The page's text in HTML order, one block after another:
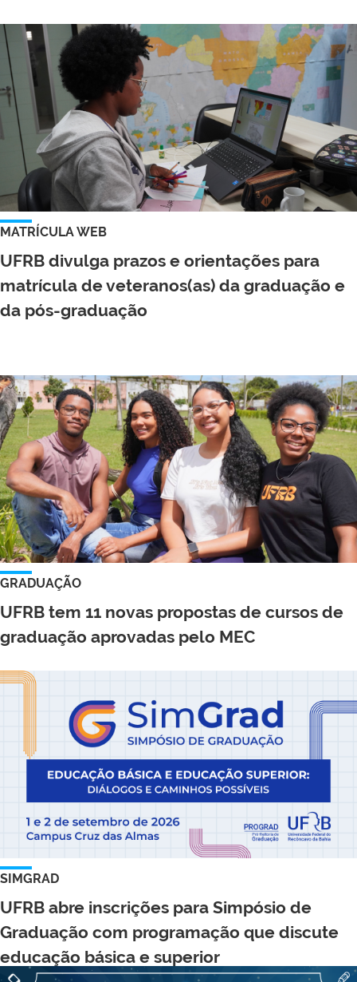
MATRÍCULA WEB
UFRB divulga prazos e orientações para
matrícula de veteranos(as) da graduação e
da pós-graduação
GRADUAÇÃO
UFRB tem 11 novas propostas de cursos de
graduação aprovadas pelo MEC
SIMGRAD
UFRB abre inscrições para Simpósio de
Graduação com programação que discute
educação básica e superior